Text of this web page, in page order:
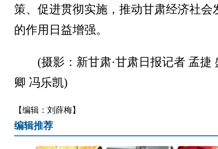
策、促进贯彻实施，推动甘肃经济社会
的作用日益增强。
(摄影：新甘肃·甘肃日报记者 孟捷
卿 冯乐凯)
【编辑：刘薛梅】
编辑推荐